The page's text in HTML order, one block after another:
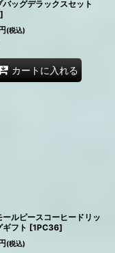
バッグデラックスセット
]
円 (税込)
カートに入れる
ールピースコーヒードリッ
ギフト [1PC36]
円 (税込)